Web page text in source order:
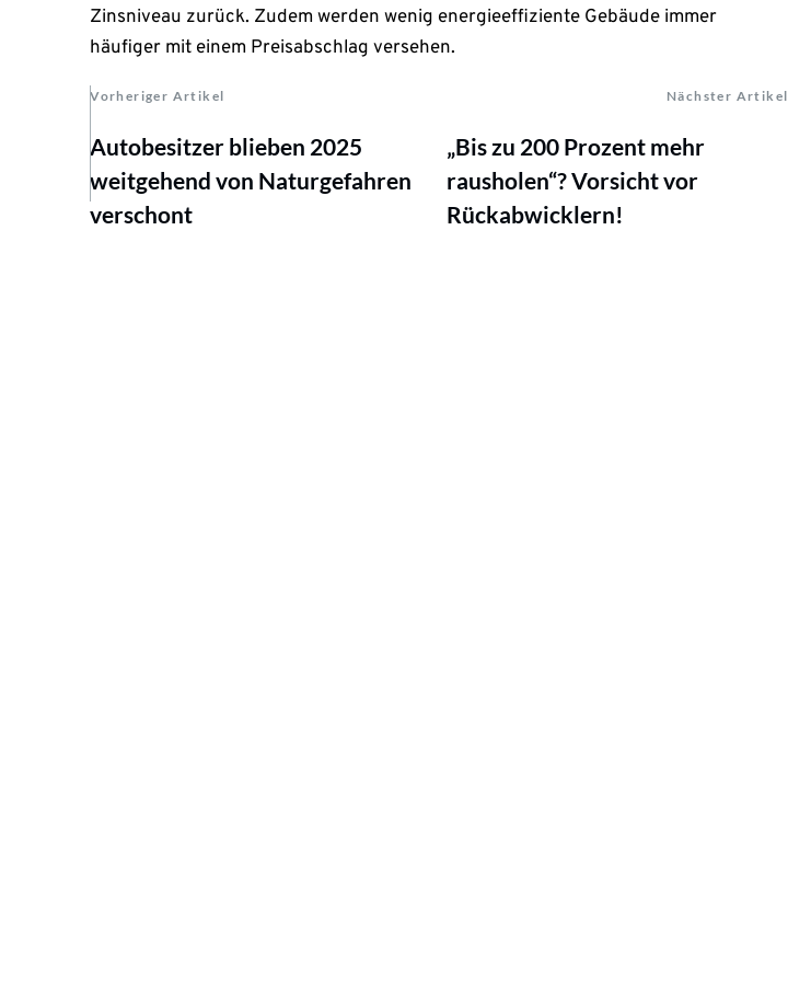
Zinsniveau zurück. Zudem werden wenig energieeffiziente Gebäude immer
häufiger mit einem Preisabschlag versehen.
Vorheriger Artikel Nächster Artikel
Autobesitzer blieben 2025
weitgehend von Naturgefahren
verschont
„Bis zu 200 Prozent mehr
rausholen“? Vorsicht vor
Rückabwicklern!